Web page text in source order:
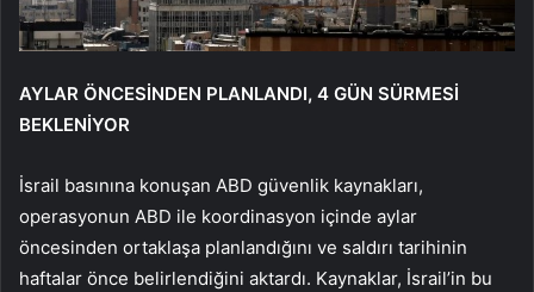
AYLAR ÖNCESİNDEN PLANLANDI, 4 GÜN SÜRMESİ
BEKLENİYOR
İsrail basınına konuşan ABD güvenlik kaynakları,
operasyonun ABD ile koordinasyon içinde aylar
öncesinden ortaklaşa planlandığını ve saldırı tarihinin
haftalar önce belirlendiğini aktardı. Kaynaklar, İsrail’in bu